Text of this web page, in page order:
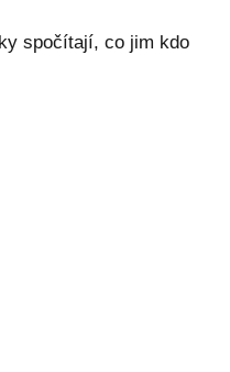
spočítají, co jim kdo